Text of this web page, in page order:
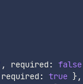
, required : false
required : true },